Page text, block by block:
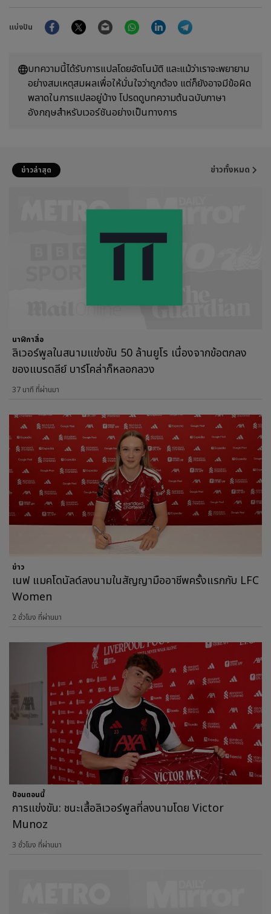
แบ่งปัน
FacebookTwitter Email WhatsAppLinkedIn
บทความนี้ได้รับการแปลโดยอัตโนมัติ และแม้ว่าเราจะพยายาม
อย่างสมเหตุสมผลเพื่อให้มั่นใจว่าถูกต้อง แต่ก็ยังอาจมีข้อผิด
พลาดในการแปลอยู่บ้าง โปรดดูบทความต้นฉบับภาษา
อังกฤษสำหรับเวอร์ชันอย่างเป็นทางการ
ข่าวล่าสุด ข่าวทั้งหมด
นาฬิกาสื่อ
ลิเวอร์พูลในสนามแข่งขัน 50 ล้านยูโร เนื่องจากข้อตกลง
ของแบรดลีย์ บาร์โคล่าก็หลอกลวง
37 นาที ที่ผ่านมา
ข่าว
เนฟ แมคโดนัลด์ลงนามในสัญญามืออาชีพครั้งแรกกับ LFC
Women
2 ชั่วโมง ที่ผ่านมา
ป้อนตอนนี้
การแข่งขัน: ชนะเสื้อลิเวอร์พูลที่ลงนามโดย Victor
Munoz
3 ชั่วโมง ที่ผ่านมา